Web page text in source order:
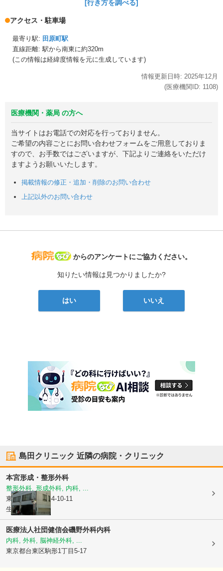
[行き方を調べる]
アクセス・駐車場
最寄り駅: 田原町駅
直線距離: 駅から南東に約320m
(この情報は経緯度情報を元に生成しています)
情報更新日時: 2025年12月
(医療機関ID: 1108)
医療機関・薬局 の方へ
当サイトはお電話での対応を行っておりません。
ご希望の内容ごとにお問い合わせフォームをご用意しておりま
すので、お手数ではございますが、下記よりご連絡をいただけ
ますようお願いいたします。
掲載情報の修正・追加・削除のお問い合わせ
上記以外のお問い合わせ
病院なび
からのアンケートにご協力ください。
知りたい情報は見つかりましたか?
はい いいえ
島田クリニック 近隣の病院・クリニック
本宮形成・整形外科
整形外科, 形成外科, 内科, ...
東京都台東区寿4-10-11
生井ビル2F
医療法人社団健信会磯野外科内科
内科, 外科, 脳神経外科, ...
東京都台東区駒形1丁目5-17